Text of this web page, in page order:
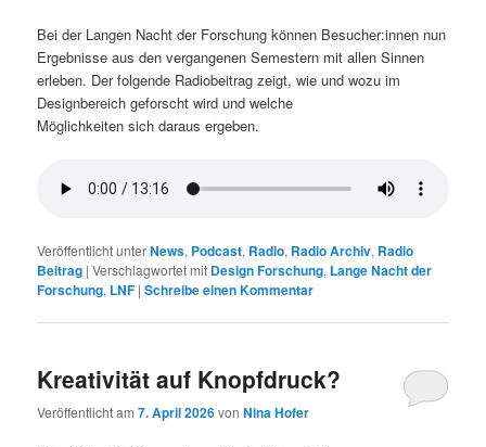
Bei der Langen Nacht der Forschung können Besucher:innen nun
Ergebnisse aus den vergangenen Semestern mit allen Sinnen
erleben. Der folgende Radiobeitrag zeigt, wie und wozu im
Designbereich geforscht wird und welche
Möglichkeiten sich daraus ergeben.
Veröffentlicht unterNews, Podcast, Radio, Radio Archiv, Radio
Beitrag |Verschlagwortet mit Design Forschung, Lange Nacht der
Forschung, LNF |Schreibe einen Kommentar
Kreativität auf Knopfdruck?
Veröffentlicht am7. April 2026vonNina Hofer